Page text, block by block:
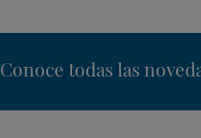
instagram
Conoce todas las